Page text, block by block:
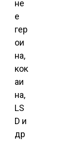
не
е
гер
ои
на,
кок
аи
на,
LS
D и
др